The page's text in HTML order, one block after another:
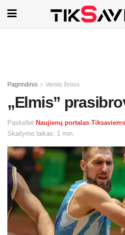
Pagrindinis Verslo žinios
„Elmis”
Paskelbė Naujienų portalas Tiksaviems
Skaitymo laikas: 1 min.